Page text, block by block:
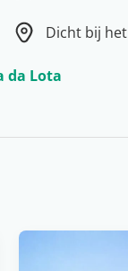
verder reizen
ook een echte
Dicht bij
da Lota